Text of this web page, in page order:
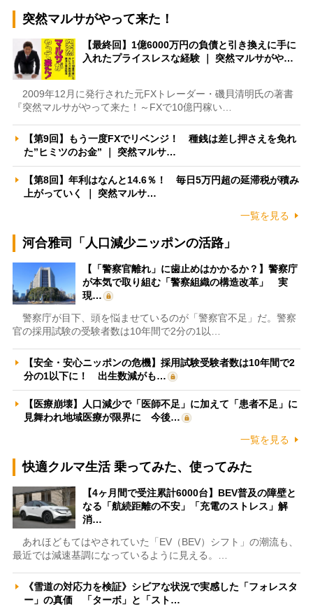
突然マルサがやって来た！
【最終回】1億6000万円の負債と引き換えに手に
入れたプライスレスな経験 ｜ 突然マルサがや…
2009年12月に発行された元FXトレーダー・磯貝清明氏の著書
『突然マルサがやって来た！～FXで10億円稼い…
【第9回】もう一度FXでリベンジ！ 種銭は差し押さえを免れ
た”ヒミツのお金” ｜ 突然マルサ…
【第8回】年利はなんと14.6％！ 毎日5万円超の延滞税が積み
上がっていく ｜ 突然マルサ…
一覧を見る
河合雅司「人口減少ニッポンの活路」
【「警察官離れ」に歯止めはかかるか？】警察庁
が本気で取り組む「警察組織の構造改革」 実
現…
警察庁が目下、頭を悩ませているのが「警察官不足」だ。警察
官の採用試験の受験者数は10年間で2分の1以…
【安全・安心ニッポンの危機】採用試験受験者数は10年間で2
分の1以下に！ 出生数減がも…
【医療崩壊】人口減少で「医師不足」に加えて「患者不足」に
見舞われ地域医療が限界に 今後…
一覧を見る
快適クルマ生活 乗ってみた、使ってみた
【4ヶ月間で受注累計6000台】BEV普及の障壁と
なる「航続距離の不安」「充電のストレス」解
消…
あれほどもてはやされていた「EV（BEV）シフト」の潮流も、
最近では減速基調になっているように見える。…
《雪道の対応力を検証》シビアな状況で実感した「フォレスタ
ー」の真価 「ターボ」と「スト…